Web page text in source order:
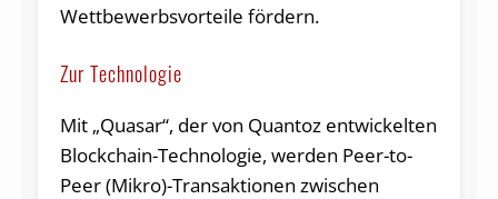
Wettbewerbsvorteile fördern.
Zur Technologie
Mit „Quasar“, der von Quantoz entwickelten
Blockchain-Technologie, werden Peer-to-
Peer (Mikro)-Transaktionen zwischen